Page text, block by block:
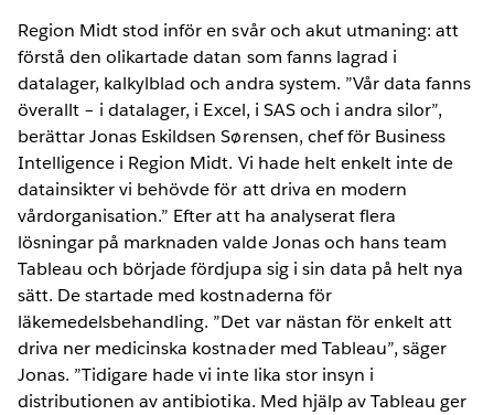
Region Midt stod inför en svår och akut utmaning: att
förstå den olikartade datan som fanns lagrad i
datalager, kalkylblad och andra system. ”Vår data fanns
överallt – i datalager, i Excel, i SAS och i andra silor”,
berättar Jonas Eskildsen Sørensen, chef för Business
Intelligence i Region Midt. Vi hade helt enkelt inte de
datainsikter vi behövde för att driva en modern
vårdorganisation.” Efter att ha analyserat flera
lösningar på marknaden valde Jonas och hans team
Tableau och började fördjupa sig i sin data på helt nya
sätt. De startade med kostnaderna för
läkemedelsbehandling. ”Det var nästan för enkelt att
driva ner medicinska kostnader med Tableau”, säger
Jonas. ”Tidigare hade vi inte lika stor insyn i
distributionen av antibiotika. Med hjälp av Tableau ger